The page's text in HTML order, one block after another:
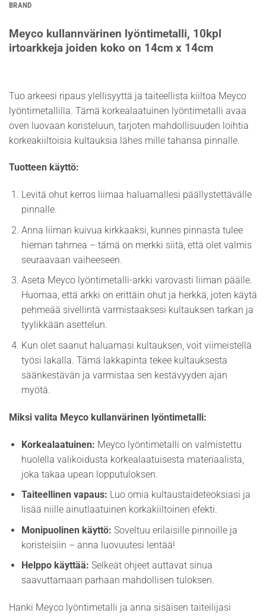
BRAND
Meyco kullannvärinen lyöntimetalli, 10kpl
irtoarkkeja joiden koko on 14cm x 14cm
Tuo arkeesi ripaus ylellisyyttä ja taiteellista kiiltoa Meyco
lyöntimetallilla. Tämä korkealaatuinen lyöntimetalli avaa
oven luovaan koristeluun, tarjoten mahdollisuuden loihtia
korkeakiiltoisia kultauksia lähes mille tahansa pinnalle.
Tuotteen käyttö:
Levitä ohut kerros liimaa haluamallesi päällystettävälle
pinnalle.
Anna liiman kuivua kirkkaaksi, kunnes pinnasta tulee
hieman tahmea – tämä on merkki siitä, että olet valmis
seuraavaan vaiheeseen.
Aseta Meyco lyöntimetalli-arkki varovasti liiman päälle.
Huomaa, että arkki on erittäin ohut ja herkkä, joten käytä
pehmeää sivellintä varmistaaksesi kultauksen tarkan ja
tyylikkään asettelun.
Kun olet saanut haluamasi kultauksen, voit viimeistellä
työsi lakalla. Tämä lakkapinta tekee kultauksesta
säänkestävän ja varmistaa sen kestävyyden ajan
myötä.
Miksi valita Meyco kullanvärinen lyöntimetalli:
Korkealaatuinen: Meyco lyöntimetalli on valmistettu
huolella valikoidusta korkealaatuisesta materiaalista,
joka takaa upean lopputuloksen.
Taiteellinen vapaus: Luo omia kultaustaideteoksiasi ja
lisää niille ainutlaatuinen korkakiiltoinen efekti.
Monipuolinen käyttö: Soveltuu erilaisille pinnoille ja
koristeisiin – anna luovuutesi lentää!
Helppo käyttää: Selkeät ohjeet auttavat sinua
saavuttamaan parhaan mahdollisen tuloksen.
Hanki Meyco lyöntimetalli ja anna sisäisen taiteilijasi